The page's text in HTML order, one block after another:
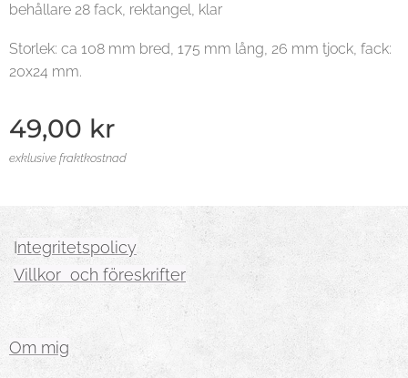
behållare 28 fack, rektangel, klar
Storlek: ca 108 mm bred, 175 mm lång, 26 mm tjock, fack:
20x24 mm.
49,00 kr
exklusive fraktkostnad
Integritetspolicy
Villkor och föreskrifter
Om mig